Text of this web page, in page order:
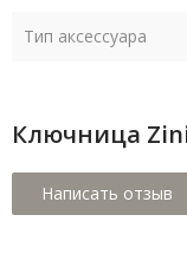
Тип аксессуара
Ключница